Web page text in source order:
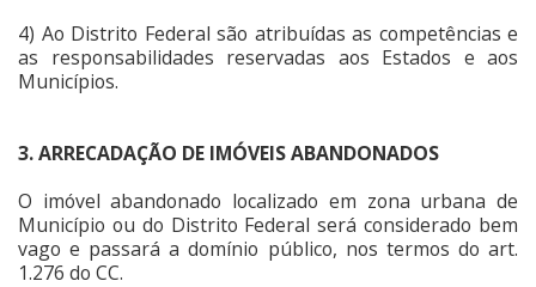
4) Ao Distrito Federal são atribuídas as competências e
as responsabilidades reservadas aos Estados e aos
Municípios.
3. ARRECADAÇÃO DE IMÓVEIS ABANDONADOS
O imóvel abandonado localizado em zona urbana de
Município ou do Distrito Federal será considerado bem
vago e passará a domínio público, nos termos do art.
1.276 do CC.